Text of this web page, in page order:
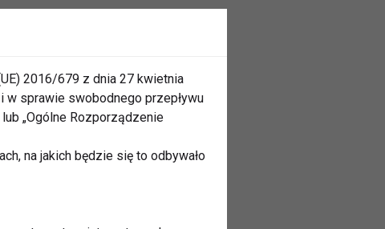
2016/679 z dnia 27 kwietnia
sprawie swobodnego przepływu
lub „Ogólne Rozporządzenie
na jakich będzie się to odbywało